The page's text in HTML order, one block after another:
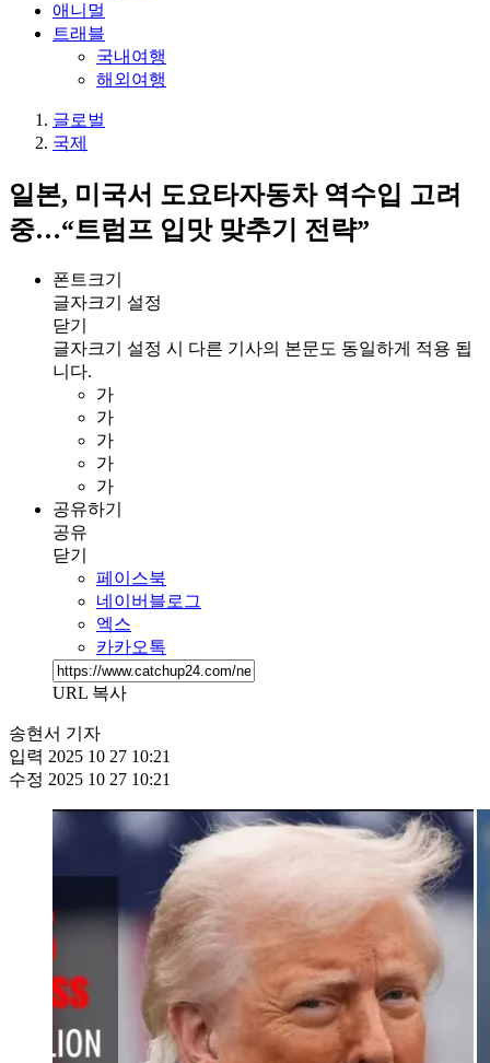
애니멀
트래블
국내여행
해외여행
글로벌
국제
일본, 미국서 도요타자동차 역수입 고려
중…“트럼프 입맛 맞추기 전략”
폰트크기
글자크기 설정
닫기
글자크기 설정 시 다른 기사의 본문도 동일하게 적용 됩
니다.
가
가
가
가
가
공유하기
공유
닫기
페이스북
네이버블로그
엑스
카카오톡
URL 복사
송현서 기자
입력 2025 10 27 10:21
수정 2025 10 27 10:21